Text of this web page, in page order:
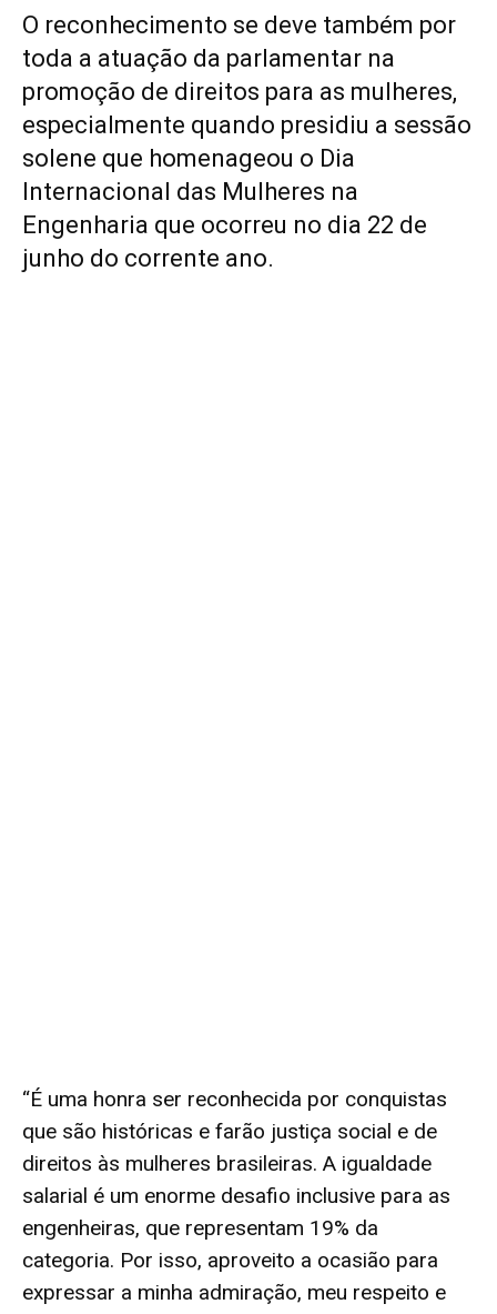
O reconhecimento se deve também por
toda a atuação da parlamentar na
promoção de direitos para as mulheres,
especialmente quando presidiu a sessão
solene que homenageou o Dia
Internacional das Mulheres na
Engenharia que ocorreu no dia 22 de
junho do corrente ano.
“É uma honra ser reconhecida por conquistas
que são históricas e farão justiça social e de
direitos às mulheres brasileiras. A igualdade
salarial é um enorme desafio inclusive para as
engenheiras, que representam 19% da
categoria. Por isso, aproveito a ocasião para
expressar a minha admiração, meu respeito e